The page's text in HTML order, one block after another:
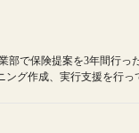
で保険提案を3年間行っ
グ作成、実行支援を行っ